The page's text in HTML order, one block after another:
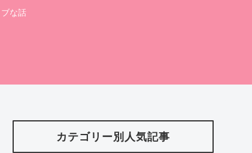
な話
カテゴリー別人気記事